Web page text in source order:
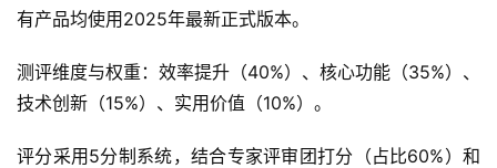
有产品均使用2025年最新正式版本。
测评维度与权重：效率提升（40%）、核心功能（35%）、
技术创新（15%）、实用价值（10%）。
评分采用5分制系统，结合专家评审团打分（占比60%）和